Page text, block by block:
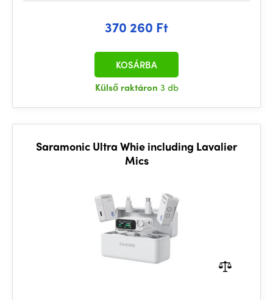
370 260 Ft
Külső raktáron 3 db
KOSÁRBA
Saramonic Ultra Whie including Lavalier
Mics